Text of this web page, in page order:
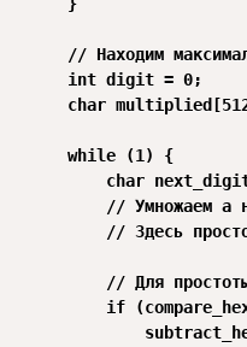
// Находим
int digit = 0;
char
while (1) {
char
// Умножаем a
// Здесь
// Для
if